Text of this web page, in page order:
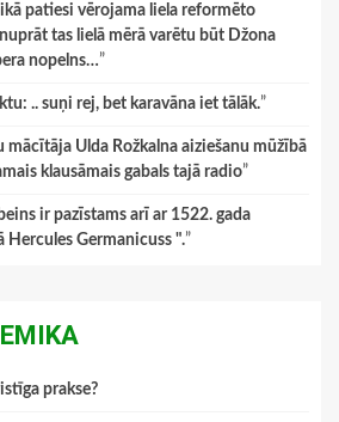
patiesi vērojama liela reformēto
tas lielā mērā varētu būt Džona
nopelns…”
.. suņi rej, bet karavāna iet tālāk.”
Ulda Rožkalna aiziešanu mūžībā
klausāmais gabals tajā radio”
ir pazīstams arī ar 1522. gada
Hercules Germanicuss ".”
prakse?